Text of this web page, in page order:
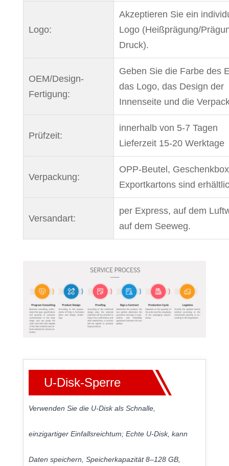
Logo:
Akzeptieren Sie ein
Logo (Heißprägung/
Druck).
OEM/Design-
Fertigung:
Geben Sie die Farbe des
das Logo, das Design der
Innenseite und die
Prüfzeit:
innerhalb von 5-7 Tagen
Lieferzeit 15-20 Werktage
Verpackung:
OPP-Beutel,
Exportkartons sind
Versandart:
per Express, auf dem
auf dem Seeweg.
U-Disk-Sperre
Verwenden Sie die U-Disk als Schnalle,
einzigartiger Einfallsreichtum; Echte U-Disk, kann
Daten speichern, Speicherkapazität 8–128 GB,